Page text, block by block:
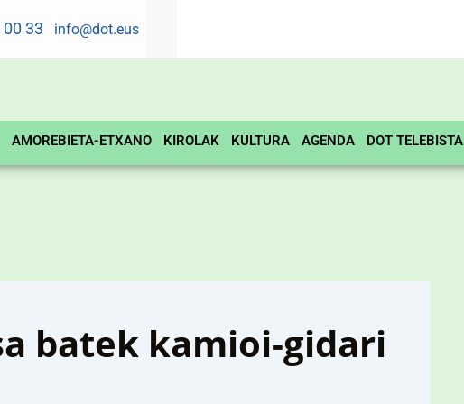
00 33 info@dot.eus
AMOREBIETA-ETXANO KIROLAK KULTURA AGENDA DOT TELEBISTA
batek kamioi-gidari